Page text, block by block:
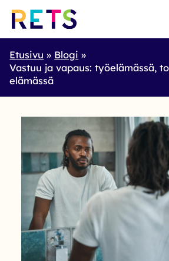
Skip
Etusivu
Blogi
Vastuu ja vapaus: työelämässä,
elämässä